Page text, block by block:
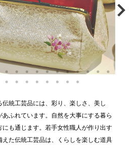
統工芸品には、彩り、楽しさ、美し
ふれています。自然を大事にする暮ら
にも通じます。若手女性職人が作り出す
た伝統工芸品は、くらしを楽しむ道具